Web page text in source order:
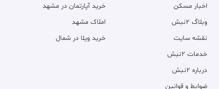
اخبار مسکن
وبلاگ ۲نبش
نقشه سایت
خدمات ۲نبش
درباره ۲نبش
ضوابط و قوانین
خرید آپارتمان در مشهد
املاک مشهد
خرید ویلا در شمال